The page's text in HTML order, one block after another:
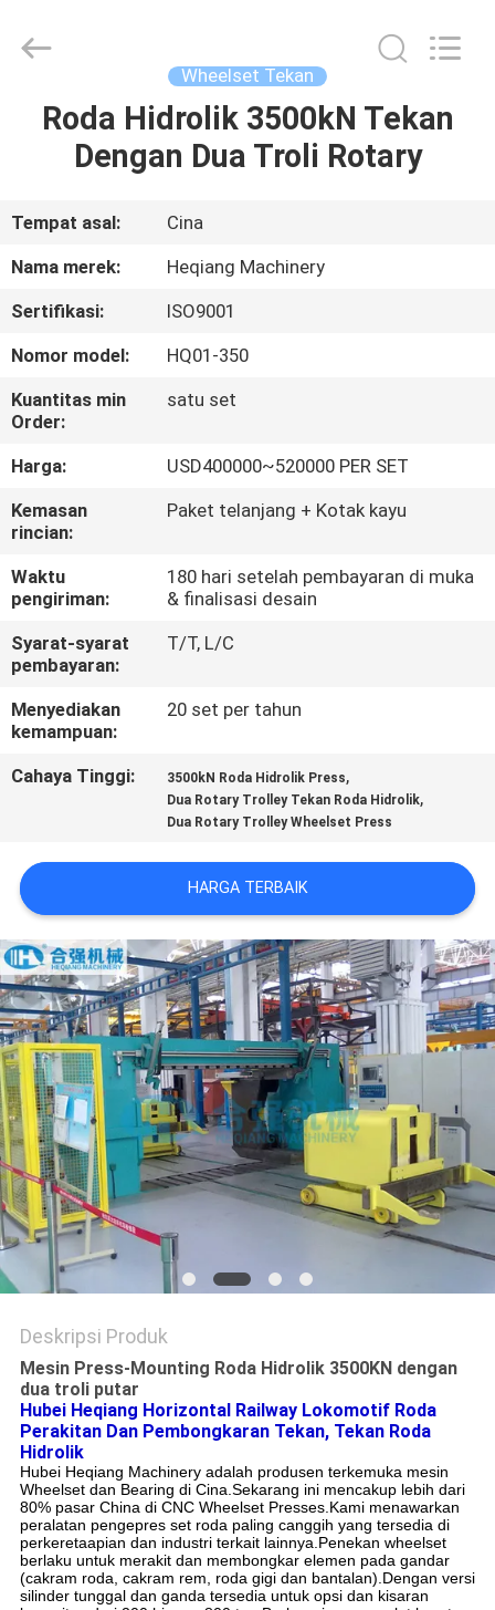
RUMAH
TENTANG
KAMI
TUR
PABRIK
KONTROL
KUALITAS
HUBUNGI
KAMI
PENAWARAN
PRIVACY
POLICY
Share
Reserved.
Wheelset Tekan
Roda Hidrolik 3500kN Tekan
Dengan Dua Troli Rotary
Tempat asal:
Cina
Nama merek:
Heqiang Machinery
Sertifikasi:
ISO9001
Nomor model:
HQ01-350
Kuantitas min
Order:
satu set
Harga:
USD400000~520000 PER SET
Kemasan
rincian:
Paket telanjang + Kotak kayu
Waktu
pengiriman:
180 hari setelah pembayaran di muka
& finalisasi desain
Syarat-syarat
pembayaran:
T/T, L/C
Menyediakan
kemampuan:
20 set per tahun
Cahaya Tinggi: 3500kN Roda Hidrolik Press,
Dua Rotary Trolley Tekan Roda Hidrolik,
Dua Rotary Trolley Wheelset Press
HARGA TERBAIK
Deskripsi Produk
Mesin Press-Mounting Roda Hidrolik 3500KN dengan
dua troli putar
Hubei Heqiang Horizontal Railway Lokomotif Roda
Perakitan Dan Pembongkaran Tekan, Tekan Roda
Hidrolik
Hubei Heqiang Machinery adalah produsen terkemuka mesin
Wheelset dan Bearing di Cina.Sekarang ini mencakup lebih dari
80% pasar China di CNC Wheelset Presses.Kami menawarkan
peralatan pengepres set roda paling canggih yang tersedia di
perkeretaapian dan industri terkait lainnya.Penekan wheelset
berlaku untuk merakit dan membongkar elemen pada gandar
(cakram roda, cakram rem, roda gigi dan bantalan).Dengan versi
silinder tunggal dan ganda tersedia untuk opsi dan kisaran